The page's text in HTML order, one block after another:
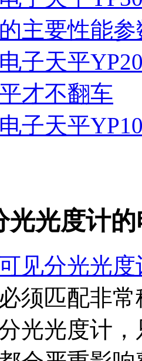
主要性能参
子天平
才不翻车
子天平
光光度计
见分光光度
须匹配非
光光度计